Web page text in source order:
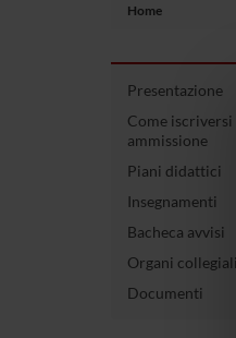
Home
Presentazione
Come iscriversi
ammissione
Piani didattici
Insegnamenti
Bacheca avvisi
Organi collegiali
Documenti